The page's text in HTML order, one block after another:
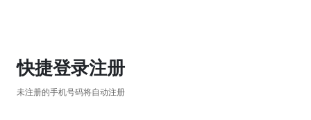
快捷登录注册
未注册的手机号码将自动注册